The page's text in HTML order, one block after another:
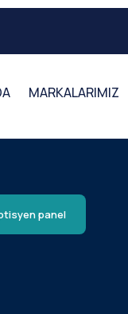
MARKALARIMIZ
panel